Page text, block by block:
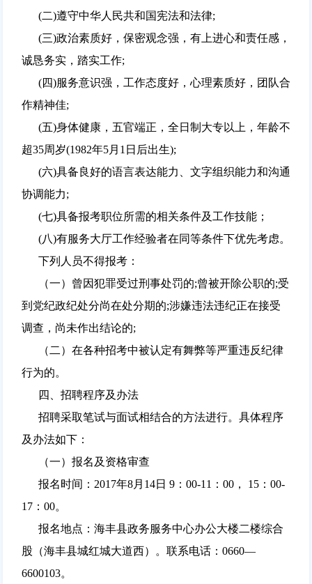
(二)遵守中华人民共和国宪法和法律;
(三)政治素质好，保密观念强，有上进心和责任感，
诚恳务实，踏实工作;
(四)服务意识强，工作态度好，心理素质好，团队合
作精神佳;
(五)身体健康，五官端正，全日制大专以上，年龄不
超35周岁(1982年5月1日后出生);
(六)具备良好的语言表达能力、文字组织能力和沟通
协调能力;
(七)具备报考职位所需的相关条件及工作技能；
(八)有服务大厅工作经验者在同等条件下优先考虑。
下列人员不得报考：
（一）曾因犯罪受过刑事处罚的;曾被开除公职的;受
到党纪政纪处分尚在处分期的;涉嫌违法违纪正在接受
调查，尚未作出结论的;
（二）在各种招考中被认定有舞弊等严重违反纪律
行为的。
四、招聘程序及办法
招聘采取笔试与面试相结合的方法进行。具体程序
及办法如下：
（一）报名及资格审查
报名时间：2017年8月14日 9：00-11：00， 15：00-
17：00。
报名地点：海丰县政务服务中心办公大楼二楼综合
股（海丰县城红城大道西）。联系电话：0660—
6600103。